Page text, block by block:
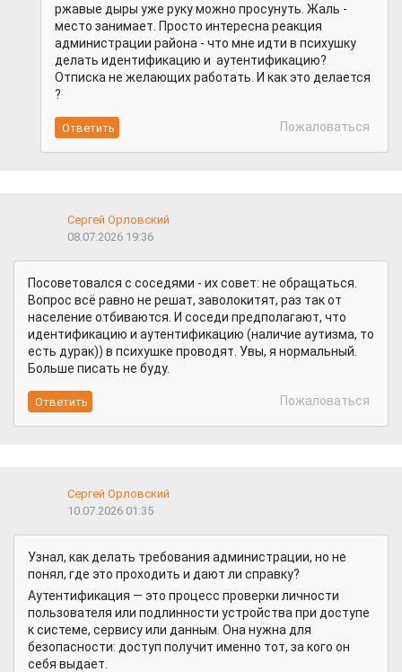
ржавые дыры уже руку можно просунуть. Жаль -
место занимает. Просто интересна реакция
администрации района - что мне идти в психушку
делать идентификацию и аутентификацию?
Отписка не желающих работать. И как это делается
?
Пожаловаться
Сергей Орловский
08.07.2026 19:36
Посоветовался с соседями - их совет: не обращаться.
Вопрос всё равно не решат, заволокитят, раз так от
население отбиваются. И соседи предполагают, что
идентификацию и аутентификацию (наличие аутизма, то
есть дурак)) в психушке проводят. Увы, я нормальный.
Больше писать не буду.
Пожаловаться
Сергей Орловский
10.07.2026 01:35
Узнал, как делать требования администрации, но не
понял, где это проходить и дают ли справку?
Аутентификация — это процесс проверки личности
пользователя или подлинности устройства при доступе
к системе, сервису или данным. Она нужна для
безопасности: доступ получит именно тот, за кого он
себя выдает.